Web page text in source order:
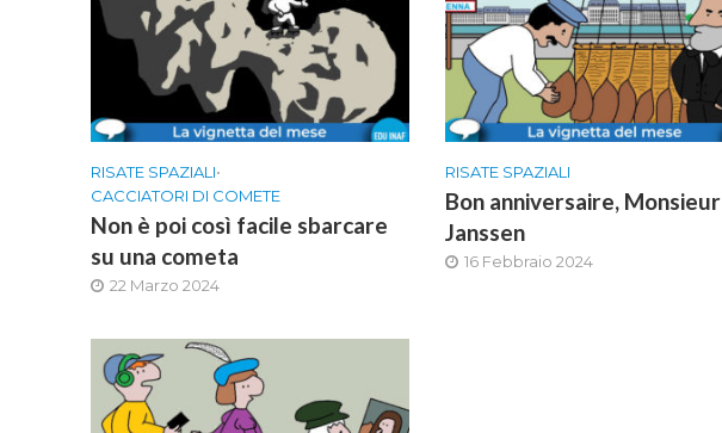
RISATE SPAZIALI•
CACCIATORI DI COMETE
Non è poi così facile sbarcare
su una cometa
22 Marzo 2024
RISATE SPAZIALI
Bon anniversaire, Monsieur
Janssen
16 Febbraio 2024